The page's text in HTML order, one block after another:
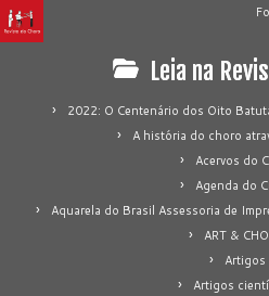
Leia na
2022: O Centenário dos Oito
A história do choro
Acervos do
Agenda do
Aquarela do Brasil Assessoria de
ART &
Artigos
Artigos